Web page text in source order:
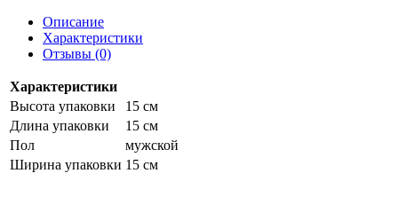
Описание
Характеристики
Отзывы (0)
Характеристики
Высота упаковки
15 см
Длина упаковки
15 см
Пол
мужской
Ширина упаковки 15 см